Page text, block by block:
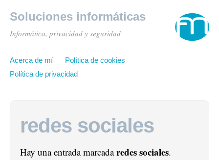
Soluciones informáticas
Informática, privacidad y seguridad
Acerca de mí
Política de cookies
Política de privacidad
redes sociales
Hay una entrada marcadaredes sociales.